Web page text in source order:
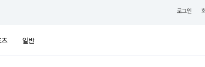
로그인
츠 일반